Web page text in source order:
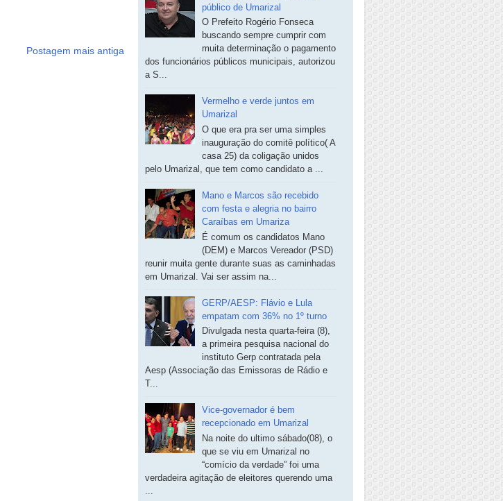
Postagem mais antiga
público de Umarizal
O Prefeito Rogério Fonseca
buscando sempre cumprir com
muita determinação o pagamento
dos funcionários públicos municipais, autorizou
a S...
Vermelho e verde juntos em
Umarizal
O que era pra ser uma simples
inauguração do comitê político( A
casa 25) da coligação unidos
pelo Umarizal, que tem como candidato a ...
Mano e Marcos são recebido
com festa e alegria no bairro
Caraíbas em Umariza
É comum os candidatos Mano
(DEM) e Marcos Vereador (PSD)
reunir muita gente durante suas as caminhadas
em Umarizal. Vai ser assim na...
GERP/AESP: Flávio e Lula
empatam com 36% no 1º turno
Divulgada nesta quarta-feira (8),
a primeira pesquisa nacional do
instituto Gerp contratada pela
Aesp (Associação das Emissoras de Rádio e
T...
Vice-governador é bem
recepcionado em Umarizal
Na noite do ultimo sábado(08), o
que se viu em Umarizal no
“comício da verdade” foi uma
verdadeira agitação de eleitores querendo uma